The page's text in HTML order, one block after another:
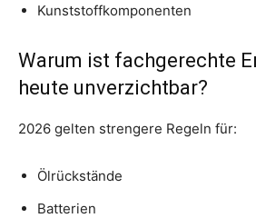
Kunststoffkomponenten
Warum ist fachgerechte
heute unverzichtbar?
2026 gelten strengere Regeln für:
Ölrückstände
Batterien